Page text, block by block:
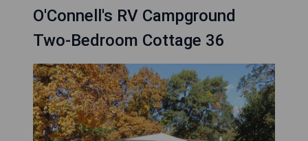
O'Connell's RV Campground
Two-Bedroom Cottage 36